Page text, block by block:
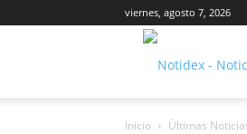
viernes, agosto 7, 2026
Inicio Últimas